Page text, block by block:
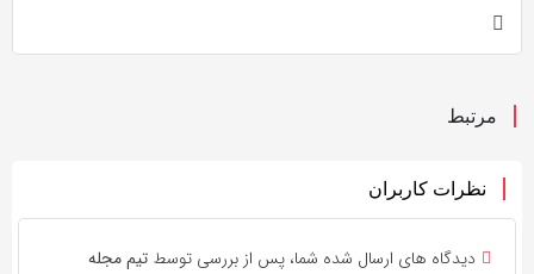
مرتبط
نظرات کاربران
دیدگاه های ارسال شده شما، پس از بررسی توسط تیم مجله